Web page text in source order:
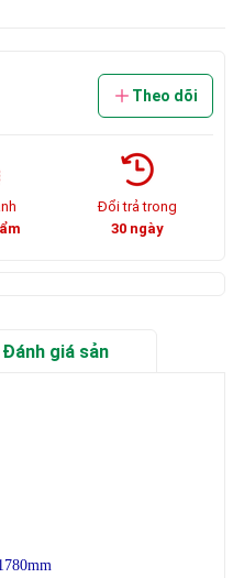
Theo dõi
Đổi trả trong
30 ngày
Đánh giá sản